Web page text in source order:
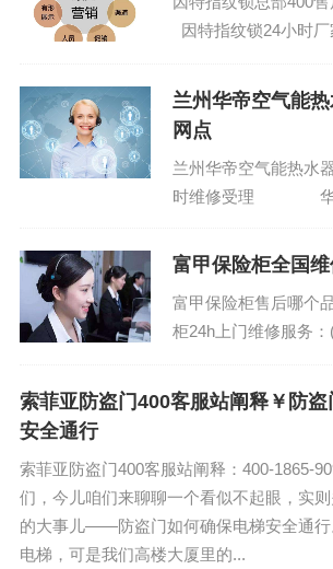
因特指纹锁24小时
兰州华帝空气能
网点
兰州华帝空气能热水
时维修受理 华帝
富甲保险柜全国
富甲保险柜售后哪个
柜24h上门维修服务
击咨询）...
索菲亚防盗门400客服站阐释￥防
安全通行
索菲亚防盗门400客服站阐释：400-1865-
们，今儿咱们来聊聊一个看似不起眼，实
的大事儿——防盗门如何确保电梯安全通行
电梯，可是我们高楼大厦里的...